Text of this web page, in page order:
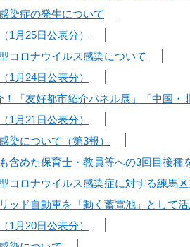
染症の発生について
1月25日公表分）
コロナウイルス感染について
1月24日公表分）
「友好都市紹介パネル展」「中国・
1月21日公表分）
染について（第3報）
含めた保育士・教員等への3回目接種
コロナウイルス感染症に対する練馬
ッド自動車を「動く蓄電池」として
1月20日公表分）